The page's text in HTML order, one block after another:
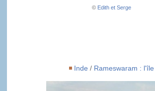
© Edith et Serge
Inde / Rameswaram : l'île